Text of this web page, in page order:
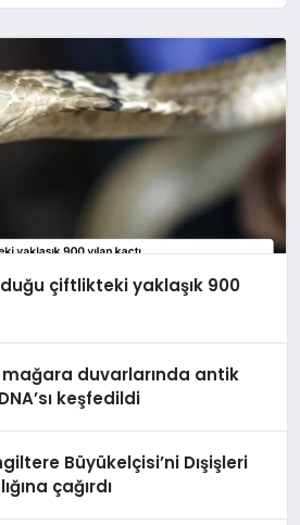
çiftlikteki yaklaşık 900
mağara duvarlarında antik
keşfedildi
Büyükelçisi’ni Dışişleri
çağırdı